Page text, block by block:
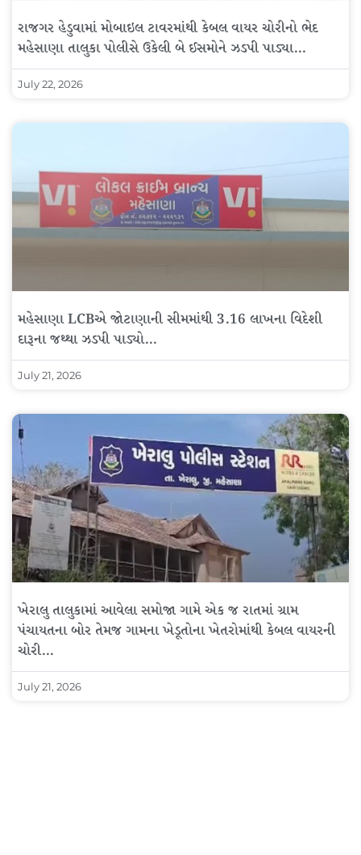
રાજગર હેડુવામાં મોબાઇલ ટાવરમાંથી કેબલ વાયર ચોરીનો ભેદ
મહેસાણા તાલુકા પોલીસે ઉકેલી બે ઈસમોને ઝડપી પાડ્યા…
July 22, 2026
મહેસાણા LCBએ જોટાણાની સીમમાંથી 3.16 લાખના વિદેશી
દારૂના જથ્થા ઝડપી પાડ્યો…
July 21, 2026
ખેરાલુ તાલુકામાં આવેલા સમોજા ગામે એક જ રાતમાં ગ્રામ
પંચાયતના બોર તેમજ ગામના ખેડૂતોના ખેતરોમાંથી કેબલ વાયરની
ચોરી…
July 21, 2026